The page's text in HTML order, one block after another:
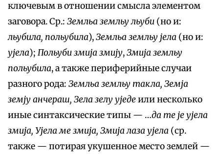
ключевым в отношении смысла элементом
заговора. Ср.: Земльа земльу льуби (но и:
льубила, польубила),Земльа земльу јела (но и:
ујела); Польуби змија змију,Змија земльу
польубила, а также периферийные случаи
разного рода: Земльа земльу такла, Земја
земју анчераш, Зела зелу уједеили несколько
иные синтаксические типы — …да те je ујела
змија, Ујела ме змија, Змија лаза ујела (ср.
также — потирая укушенное место землей —